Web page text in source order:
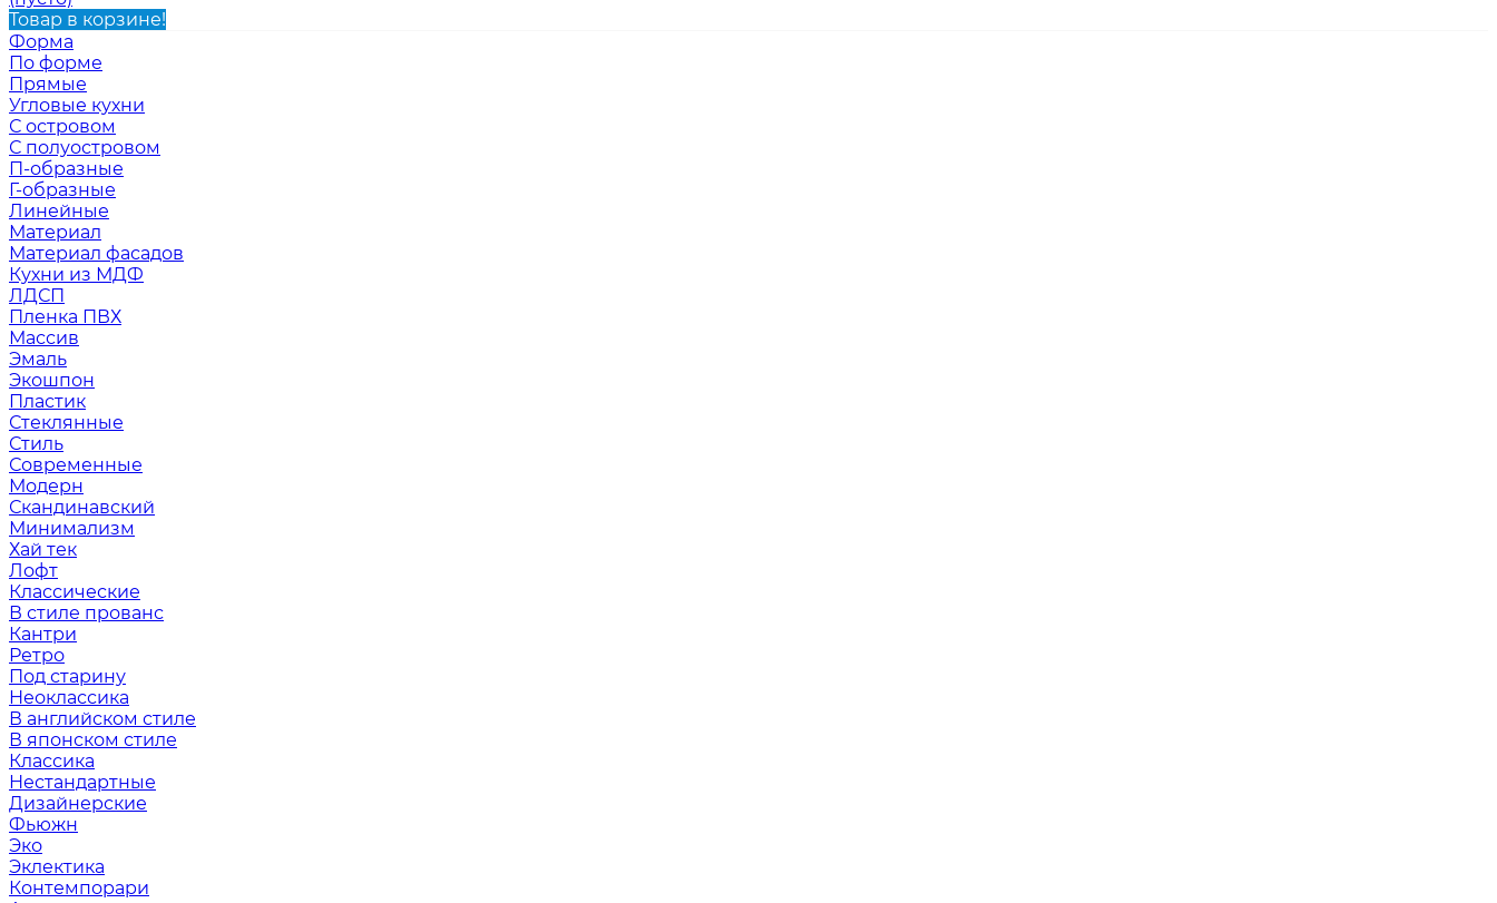
Товар в корзине!
Форма
По форме
Прямые
Угловые кухни
С островом
С полуостровом
П-образные
Г-образные
Линейные
Материал
Материал фасадов
Кухни из МДФ
ЛДСП
Пленка ПВХ
Массив
Эмаль
Экошпон
Пластик
Стеклянные
Стиль
Современные
Модерн
Скандинавский
Минимализм
Хай тек
Лофт
Классические
В стиле прованс
Кантри
Ретро
Под старину
Неоклассика
В английском стиле
В японском стиле
Классика
Нестандартные
Дизайнерские
Фьюжн
Эко
Эклектика
Контемпорари